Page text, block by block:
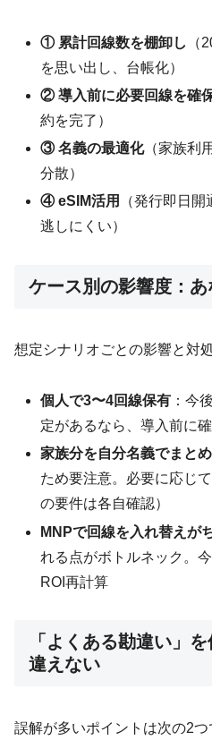
① 累計回線数を棚卸し
（
を思い出し、台帳化）
② 導入前に必要回線を確
約を完了）
③ 名義の最適化（家族利
分散）
④ eSIM活用
（発行即日
逃しにくい）
ケース別の影響度：
想定シナリオごとの影響と対
個人で3〜4回線保有 ：今
定があるなら、導入前に
家族分を自分名義でまと
ため要注意。必要に応じ
の要件は各自確認）
MNPで回線を入れ替えが
れる点がボトルネック。
ROI再計算
「よくある勘違い」
違えない
誤解が多いポイントは次の2つ